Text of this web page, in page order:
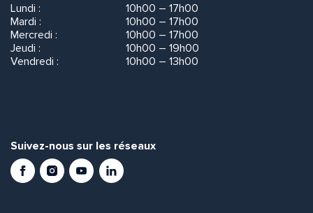
Lundi :
10h00 – 17h00
Mardi :
10h00 – 17h00
Mercredi :
10h00 – 17h00
Jeudi :
10h00 – 19h00
Vendredi :
10h00 – 13h00
Suivez-nous sur les réseaux
FacebookInstagramYoutubeLinkedIn